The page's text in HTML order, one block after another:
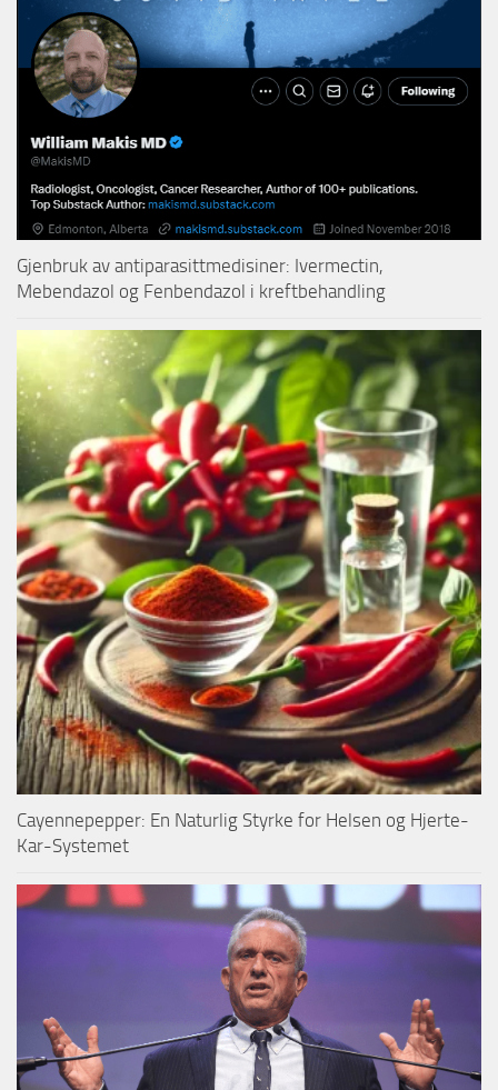
Gjenbruk av antiparasittmedisiner: Ivermectin,
Mebendazol og Fenbendazol i kreftbehandling
Cayennepepper: En Naturlig Styrke for Helsen og Hjerte-
Kar-Systemet